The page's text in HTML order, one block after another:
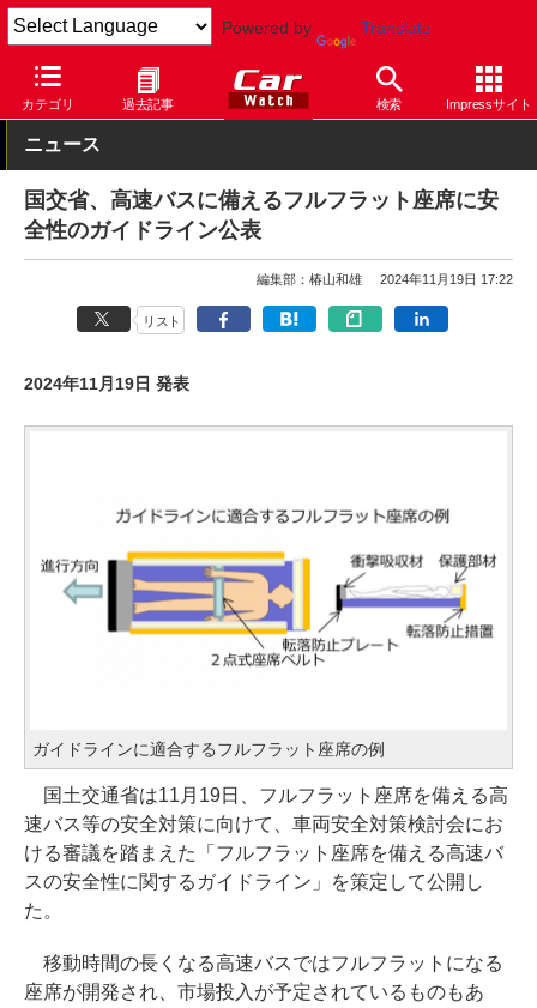
Powered by Translate
カテゴリ 過去記事 検索 Impressサイト
Car Watch 自動車
ニュース
国交省、高速バスに備えるフルフラット座席に安
全性のガイドライン公表
編集部：椿山和雄 2024年11月19日 17:22
リスト
2024年11月19日 発表
ガイドラインに適合するフルフラット座席の例
国土交通省は11月19日、フルフラット座席を備える高
速バス等の安全対策に向けて、車両安全対策検討会にお
ける審議を踏まえた「フルフラット座席を備える高速バ
スの安全性に関するガイドライン」を策定して公開し
た。
移動時間の長くなる高速バスではフルフラットになる
座席が開発され、市場投入が予定されているものもあ